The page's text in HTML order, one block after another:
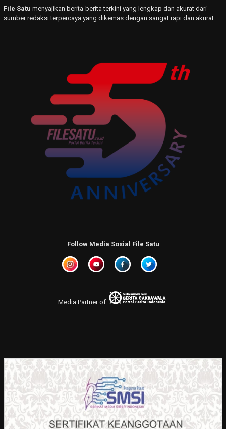
File Satu menyajikan berita-berita terkini yang lengkap dan akurat dari
sumber redaksi terpercaya yang dikemas dengan sangat rapi dan akurat.
Follow Media Sosial File Satu
Media Partner of